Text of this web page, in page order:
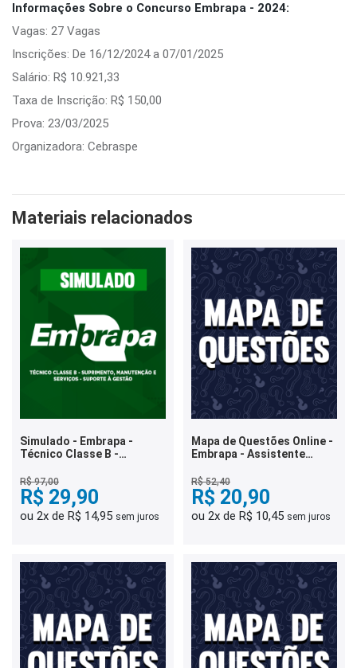
Informações Sobre o Concurso Embrapa - 2024:
Vagas: 27 Vagas
Inscrições: De 16/12/2024 a 07/01/2025
Salário: R$ 10.921,33
Taxa de Inscrição: R$ 150,00
Prova: 23/03/2025
Organizadora: Cebraspe
Materiais relacionados
Simulado - Embrapa -
Técnico Classe B -
Serviços - Suporte à
Gestão
R$ 97,00
R$ 29,90
ou 2x de R$ 14,95 sem juros
Mapa de Questões Online -
Embrapa - Assistente
Mil Questões
R$ 52,40
R$ 20,90
ou 2x de R$ 10,45 sem juros